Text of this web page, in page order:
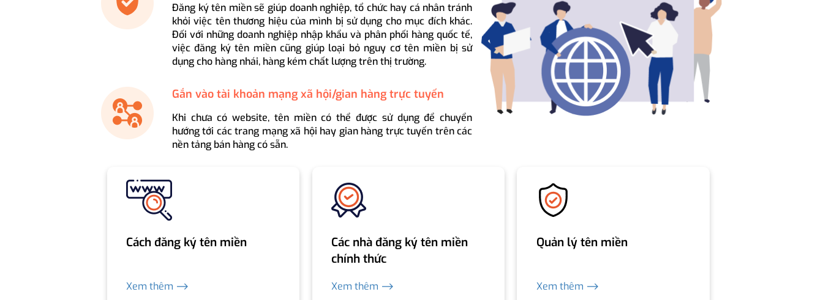
Đăng ký tên miền sẽ giúp doanh nghiệp, tổ chức hay cá nhân tránh
khỏi việc tên thương hiệu của mình bị sử dụng cho mục đích khác.
Đối với những doanh nghiệp nhập khẩu và phân phối hàng quốc tế,
việc đăng ký tên miền cũng giúp loại bỏ nguy cơ tên miền bị sử
dụng cho hàng nhái, hàng kém chất lượng trên thị trường.
Gắn vào tài khoản mạng xã hội/gian hàng trực tuyến
Khi chưa có website, tên miền có thể được sử dụng để chuyển
hướng tới các trang mạng xã hội hay gian hàng trực tuyến trên các
nền tảng bán hàng có sẵn.
Cách đăng ký tên miền
Xem thêm ⟶
Các nhà đăng ký tên miền
chính thức
Xem thêm ⟶
Quản lý tên miền
Xem thêm ⟶